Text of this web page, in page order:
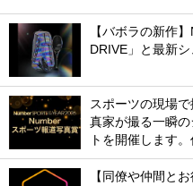
【バボラの新作
DRIVE」と最新
スポーツの現場
真家が撮る一瞬
トを開催します。
【同僚や仲間と